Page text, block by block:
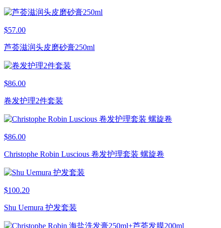
$57.00
芦荟滋润头皮磨砂膏250ml
$86.00
卷发护理2件套装
$86.00
Christophe Robin Luscious 卷发护理套装 螺旋卷
$100.20
Shu Uemura 护发套装